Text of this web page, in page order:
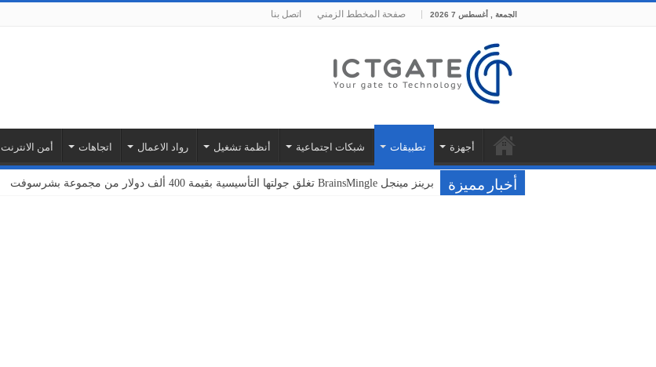
الجمعة , أغسطس 7 2026 صفحة المخطط الزمني اتصل بنا
أجهزة تطبيقات شبكات اجتماعية أنظمة تشغيل رواد الاعمال اتجاهات أمن الانترنت
أخبار مميزة برينز مينجل BrainsMingle تغلق جولتها التأسيسية بقيمة 400 ألف دولار من مجموعة بشرسوفت
فودافون ونوكيا تختبران سحابة أمازون ويب سيرفيسز لتوسيع نطاق خدمات إنترنت الأشياء